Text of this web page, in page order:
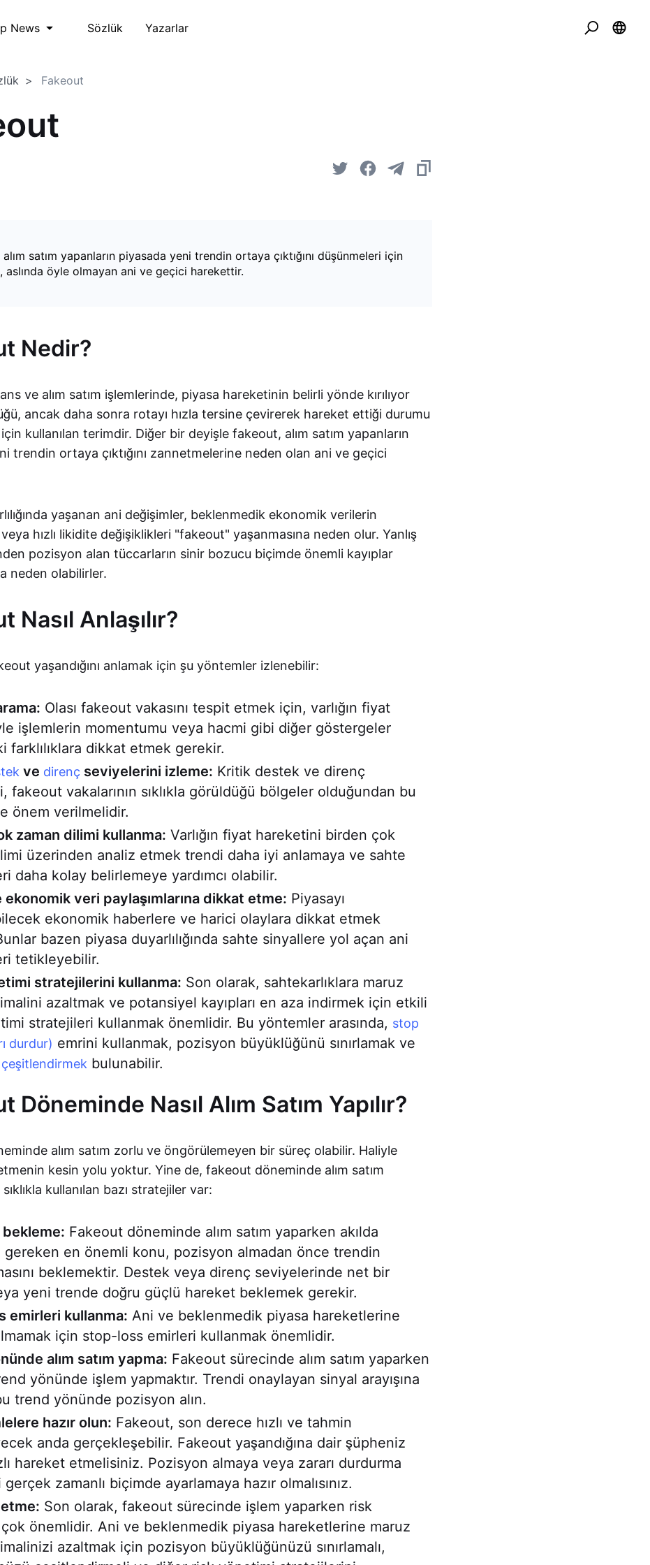
News Sözlük Yazarlar
Fakeout
satım yapanların piyasada yeni trendin ortaya çıktığını düşünmeleri için
aslında öyle olmayan ani ve geçici harekettir.
Nedir?
ve alım satım işlemlerinde, piyasa hareketinin belirli yönde kırılıyor
ancak daha sonra rotayı hızla tersine çevirerek hareket ettiği durumu
kullanılan terimdir. Diğer bir deyişle fakeout, alım satım yapanların
trendin ortaya çıktığını zannetmelerine neden olan ani ve geçici
yaşanan ani değişimler, beklenmedik ekonomik verilerin
veya hızlı likidite değişiklikleri "fakeout" yaşanmasına neden olur. Yanlış
pozisyon alan tüccarların sinir bozucu biçimde önemli kayıplar
neden olabilirler.
Nasıl Anlaşılır?
yaşandığını anlamak için şu yöntemler izlenebilir:
Olası fakeout vakasını tespit etmek için, varlığın fiyat
işlemlerin momentumu veya hacmi gibi diğer göstergeler
farklılıklara dikkat etmek gerekir.
ve direnç seviyelerini izleme: Kritik destek ve direnç
fakeout vakalarının sıklıkla görüldüğü bölgeler olduğundan bu
önem verilmelidir.
zaman dilimi kullanma: Varlığın fiyat hareketini birden çok
üzerinden analiz etmek trendi daha iyi anlamaya ve sahte
daha kolay belirlemeye yardımcı olabilir.
ekonomik veri paylaşımlarına dikkat etme: Piyasayı
ekonomik haberlere ve harici olaylara dikkat etmek
bazen piyasa duyarlılığında sahte sinyallere yol açan ani
tetikleyebilir.
stratejilerini kullanma: Son olarak, sahtekarlıklara maruz
azaltmak ve potansiyel kayıpları en aza indirmek için etkili
stratejileri kullanmak önemlidir. Bu yöntemler arasında, stop
durdur) emrini kullanmak, pozisyon büyüklüğünü sınırlamak ve
çeşitlendirmek bulunabilir.
Döneminde Nasıl Alım Satım Yapılır?
alım satım zorlu ve öngörülemeyen bir süreç olabilir. Haliyle
kesin yolu yoktur. Yine de, fakeout döneminde alım satım
kullanılan bazı stratejiler var:
Fakeout döneminde alım satım yaparken akılda
gereken en önemli konu, pozisyon almadan önce trendin
beklemektir. Destek veya direnç seviyelerinde net bir
yeni trende doğru güçlü hareket beklemek gerekir.
emirleri kullanma: Ani ve beklenmedik piyasa hareketlerine
için stop-loss emirleri kullanmak önemlidir.
alım satım yapma: Fakeout sürecinde alım satım yaparken
yönünde işlem yapmaktır. Trendi onaylayan sinyal arayışına
trend yönünde pozisyon alın.
hazır olun: Fakeout, son derece hızlı ve tahmin
anda gerçekleşebilir. Fakeout yaşandığına dair şüpheniz
hareket etmelisiniz. Pozisyon almaya veya zararı durdurma
zamanlı biçimde ayarlamaya hazır olmalısınız.
Son olarak, fakeout sürecinde işlem yaparken risk
önemlidir. Ani ve beklenmedik piyasa hareketlerine maruz
azaltmak için pozisyon büyüklüğünüzü sınırlamalı,